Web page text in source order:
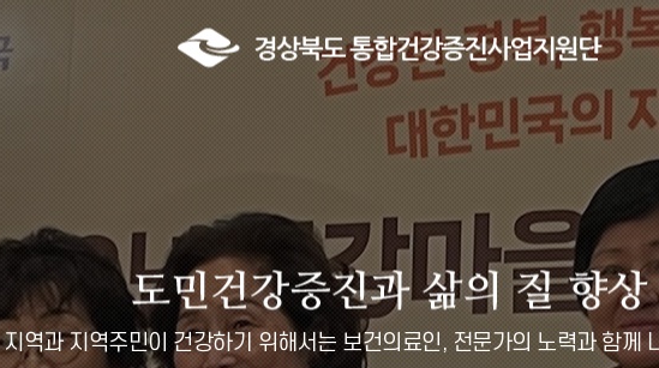
지역과 지역주민이 건강하기 위해서는 보건의료인, 전문가의 노력과 함께